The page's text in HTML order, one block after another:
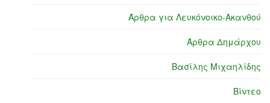
Άρθρα για Λευκόνοικο-Ακανθού
Άρθρα Δημάρχου
Βασίλης Μιχαηλίδης
Βίντεο